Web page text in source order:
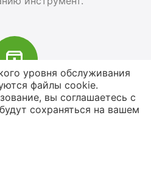
4000 наименований
до сценического
уровня обслуживания
файлы cookie.
вы соглашаетесь с
сохраняться на вашем